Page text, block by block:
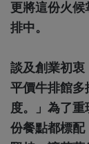
更將這份火
排中。
談及創業初衷
平價牛排館多
度。」為了
份餐點都標配